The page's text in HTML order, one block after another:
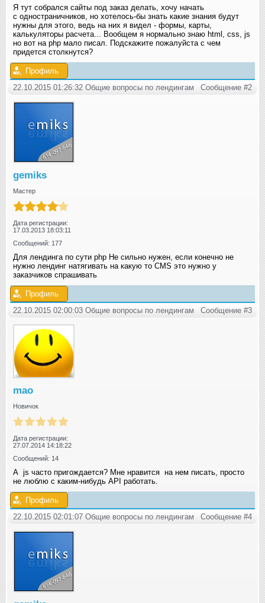
Я тут собрался сайты под заказ делать, хочу начать
с одностраничников, но хотелось-бы знать какие знания будут
нужны для этого, ведь на них я видел - формы, карты,
калькуляторы расчета... Вообщем я нормально знаю html, css, js
но вот на php мало писал. Подскажите пожалуйста с чем
придется столкнутся?
Профиль
22.10.2015 01:26:32 Общие вопросы по лендингам
Сообщение #2
gemiks
Мастер
Дата регистрации:
17.03.2013 18:03:11
Сообщений: 177
Для лендинга по сути php Не сильно нужен, если конечно не
нужно лендинг натягивать на какую то CMS это нужно у
заказчиков спрашивать
Профиль
22.10.2015 02:00:03 Общие вопросы по лендингам
Сообщение #3
mao
Новичок
Дата регистрации:
27.07.2014 14:18:22
Сообщений: 14
А js часто пригождается? Мне нравится на нем писать, просто
не люблю с каким-нибудь API работать.
Профиль
22.10.2015 02:01:07 Общие вопросы по лендингам
Сообщение #4